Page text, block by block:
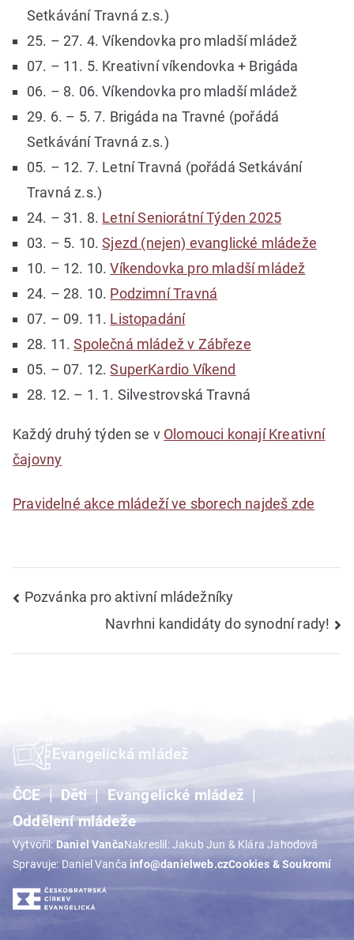
Setkávání Travná z.s.)
25. – 27. 4. Víkendovka pro mladší mládež
07. – 11. 5. Kreativní víkendovka + Brigáda
06. – 8. 06. Víkendovka pro mladší mládež
29. 6. – 5. 7. Brigáda na Travné (pořádá
Setkávání Travná z.s.)
05. – 12. 7. Letní Travná (pořádá Setkávání
Travná z.s.)
24. – 31. 8. Letní Seniorátní Týden 2025
03. – 5. 10.Sjezd (nejen) evanglické mládeže
10. – 12. 10.Víkendovka pro mladší mládež
24. – 28. 10. Podzimní Travná
07. – 09. 11. Listopadání
28. 11.Společná mládež v Zábřeze
05. – 07. 12.SuperKardio Víkend
28. 12. – 1. 1. Silvestrovská Travná
Každý druhý týden se v Olomouci konají Kreativní
čajovny
Pravidelné akce mládeží ve sborech najdeš zde
Navigace
Pozvánka pro aktivní mládežníky
Navrhni kandidáty do synodní rady!
Evangelická mládež
ČCE Děti
Evangelické mládež
Oddělení mládeže
Vytvořil:Daniel VančaNakreslil: Jakub Jun & Klára Jahodová
Spravuje: Daniel Vanča info@danielweb.czCookies & Soukromí